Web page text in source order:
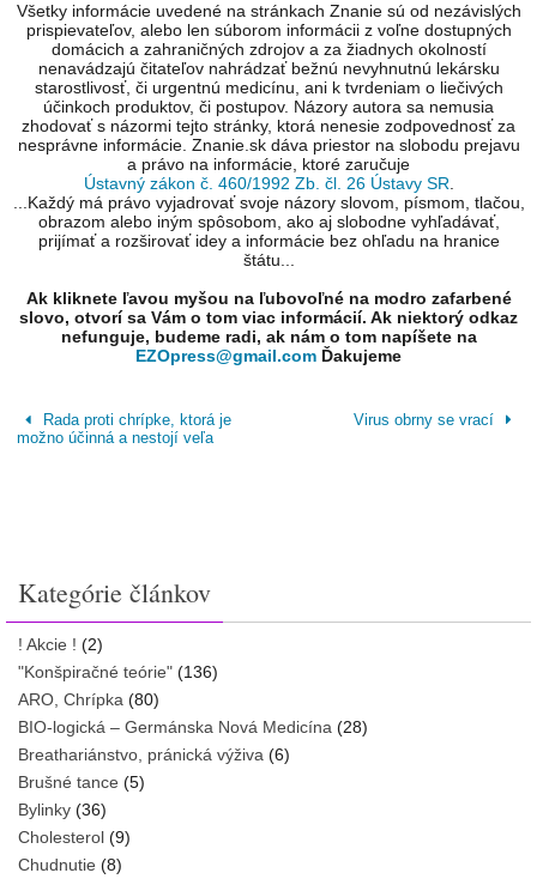
Všetky informácie uvedené na stránkach Znanie sú od nezávislých
prispievateľov, alebo len súborom informácii z voľne dostupných
domácich a zahraničných zdrojov a za žiadnych okolností
nenavádzajú čitateľov nahrádzať bežnú nevyhnutnú lekársku
starostlivosť, či urgentnú medicínu, ani k tvrdeniam o liečivých
účinkoch produktov, či postupov. Názory autora sa nemusia
zhodovať s názormi tejto stránky, ktorá nenesie zodpovednosť za
nesprávne informácie. Znanie.sk dáva priestor na slobodu prejavu
a právo na informácie, ktoré zaručuje
Ústavný zákon č. 460/1992 Zb. čl. 26 Ústavy SR
...Každý má právo vyjadrovať svoje názory slovom, písmom, tlačou,
obrazom alebo iným spôsobom, ako aj slobodne vyhľadávať,
prijímať a rozširovať idey a informácie bez ohľadu na hranice
štátu...
Ak kliknete ľavou myšou na ľubovoľné na modro zafarbené
slovo, otvorí sa Vám o tom viac informácií. Ak niektorý odkaz
nefunguje, budeme radi, ak nám o tom napíšete na
EZOpress@gmail.com Ďakujeme
Rada proti chrípke, ktorá je
možno účinná a nestojí veľa
Virus obrny se vrací
Kategórie článkov
! Akcie ! (2)
"Konšpiračné teórie" (136)
ARO, Chrípka (80)
BIO-logická – Germánska Nová Medicína (28)
Breathariánstvo, pránická výživa (6)
Brušné tance (5)
Bylinky (36)
Cholesterol (9)
Chudnutie (8)